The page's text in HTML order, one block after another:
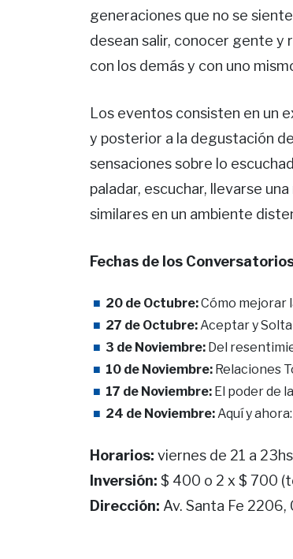
generaciones que no se
desean salir, conocer gente y
con los demás y con uno
Los eventos consisten en un
y posterior a la degustación
sensaciones sobre lo
paladar, escuchar, llevarse
similares en un ambiente
Fechas de los
20 de Octubre:Cómo mejorar
27 de Octubre:Aceptar y
3 de Noviembre:Del
10 de Noviembre:Relaciones
17 de Noviembre:El poder de
24 de Noviembre:Aquí y
Horarios: viernes de 21 a 23hs
Inversión: $ 400 o 2 x $ 700
Dirección: Av. Santa Fe 2206,